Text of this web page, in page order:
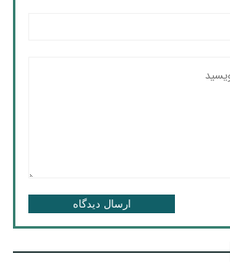
ارسال دیدگاه